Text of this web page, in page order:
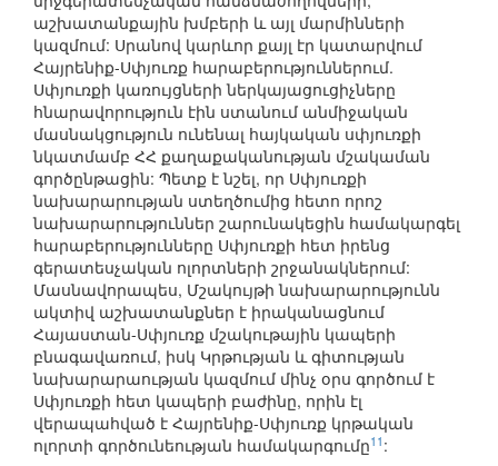
աշխատանքային խմբերի և այլ մարմինների
կազմում: Սրանով կարևոր քայլ էր կատարվում
Հայրենիք-Սփյուռք հարաբերություններում.
Սփյուռքի կառույցների ներկայացուցիչները
հնարավորություն էին ստանում անմիջական
մասնակցություն ունենալ հայկական սփյուռքի
նկատմամբ ՀՀ քաղաքականության մշակաման
գործընթացին: Պետք է նշել, որ Սփյուռքի
նախարարության ստեղծումից հետո որոշ
նախարարություններ շարունակեցին համակարգել
հարաբերությունները Սփյուռքի հետ իրենց
գերատեսչական ոլորտների շրջանակներում:
Մասնավորապես, Մշակույթի նախարարությունն
ակտիվ աշխատանքներ է իրականացնում
Հայաստան-Սփյուռք մշակութային կապերի
բնագավառում, իսկ Կրթության և գիտության
նախարարաության կազմում մինչ օրս գործում է
Սփյուռքի հետ կապերի բաժինը, որին էլ
վերապահված է Հայրենիք-Սփյուռք կրթական
ոլորտի գործունեության համակարգումը11 :